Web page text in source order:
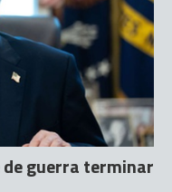
guerra terminar